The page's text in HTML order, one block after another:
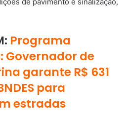
de pavimento e sinalização,
Programa
Governador de
garante R$ 631
para
estradas